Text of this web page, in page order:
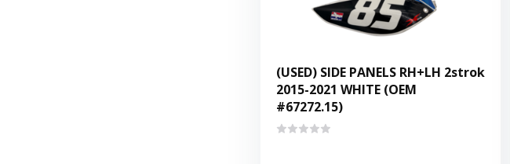
(USED) SIDE PANELS RH+LH 2strok
2015-2021 WHITE (OEM
#67272.15)